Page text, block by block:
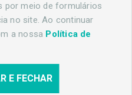
os direitos reservados.
por meio de formulários
no site. Ao continuar
a nossa Política de
E FECHAR